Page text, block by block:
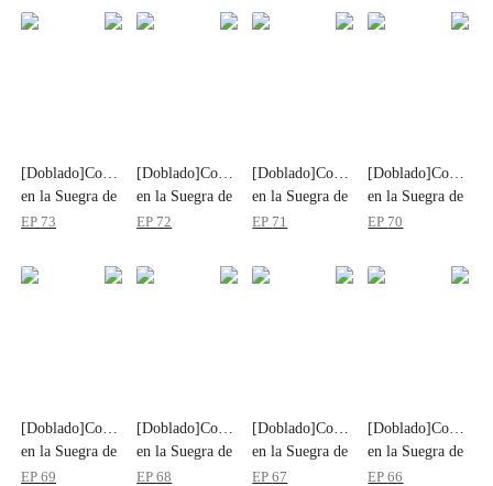
[Doblado]Convertirme
en la Suegra de
Mi Ex
EP 73
[Doblado]Convertirme
en la Suegra de
Mi Ex
EP 72
[Doblado]Convertirme
en la Suegra de
Mi Ex
EP 71
en la Suegra de
Mi Ex
EP 70
[Doblado]Convertirme
en la Suegra de
Mi Ex
EP69
[Doblado]Convertirme
en la Suegra de
Mi Ex
EP68
[Doblado]Convertirme
en la Suegra de
Mi Ex
EP67
en la Suegra de
Mi Ex
EP66